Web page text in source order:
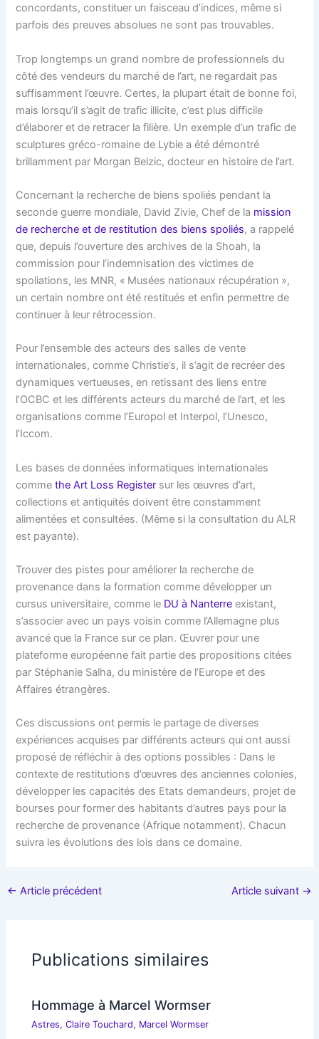
concordants, constituer un faisceau d’indices, même si
parfois des preuves absolues ne sont pas trouvables.
Trop longtemps un grand nombre de professionnels du
côté des vendeurs du marché de l’art, ne regardait pas
suffisamment l’œuvre. Certes, la plupart était de bonne foi,
mais lorsqu’il s’agit de trafic illicite, c’est plus difficile
d’élaborer et de retracer la filière. Un exemple d’un trafic de
sculptures gréco-romaine de Lybie a été démontré
brillamment par Morgan Belzic, docteur en histoire de l’art.
Concernant la recherche de biens spoliés pendant la
seconde guerre mondiale, David Zivie, Chef de la mission
de recherche et de restitution des biens spoliés, a rappelé
que, depuis l’ouverture des archives de la Shoah, la
commission pour l’indemnisation des victimes de
spoliations, les MNR, « Musées nationaux récupération »,
un certain nombre ont été restitués et enfin permettre de
continuer à leur rétrocession.
Pour l’ensemble des acteurs des salles de vente
internationales, comme Christie’s, il s’agit de recréer des
dynamiques vertueuses, en retissant des liens entre
l’OCBC et les différents acteurs du marché de l’art, et les
organisations comme l’Europol et Interpol, l’Unesco,
l’Iccom.
Les bases de données informatiques internationales
commethe Art Loss Register sur les œuvres d’art,
collections et antiquités doivent être constamment
alimentées et consultées. (Même si la consultation du ALR
est payante).
Trouver des pistes pour améliorer la recherche de
provenance dans la formation comme développer un
cursus universitaire, comme le DU à Nanterre existant,
s’associer avec un pays voisin comme l’Allemagne plus
avancé que la France sur ce plan. Œuvrer pour une
plateforme européenne fait partie des propositions citées
par Stéphanie Salha, du ministère de l’Europe et des
Affaires étrangères.
Ces discussions ont permis le partage de diverses
expériences acquises par différents acteurs qui ont aussi
proposé de réfléchir à des options possibles : Dans le
contexte de restitutions d’œuvres des anciennes colonies,
développer les capacités des Etats demandeurs, projet de
bourses pour former des habitants d’autres pays pour la
recherche de provenance (Afrique notamment). Chacun
suivra les évolutions des lois dans ce domaine.
← Article précédent Article suivant →
Publications similaires
Hommage à Marcel Wormser
Astres,Claire Touchard, Marcel Wormser